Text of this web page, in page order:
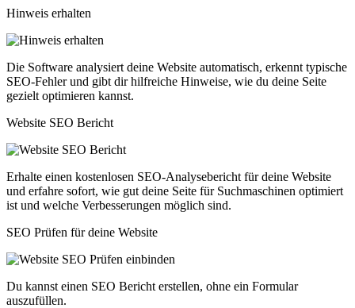
Hinweis erhalten
Die Software analysiert deine Website automatisch, erkennt typische
SEO-Fehler und gibt dir hilfreiche Hinweise, wie du deine Seite
gezielt optimieren kannst.
Website SEO Bericht
Erhalte einen kostenlosen SEO-Analysebericht für deine Website
und erfahre sofort, wie gut deine Seite für Suchmaschinen optimiert
ist und welche Verbesserungen möglich sind.
SEO Prüfen für deine Website
Du kannst einen SEO Bericht erstellen, ohne ein Formular
auszufüllen.